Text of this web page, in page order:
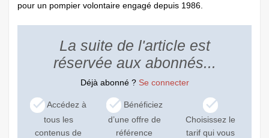
pour un pompier volontaire engagé depuis 1986.
La suite de l'article est
réservée aux abonnés...
Déjà abonné ? Se connecter
Accédez à
tous les
contenus de
Bénéficiez
d’une offre de
référence
Choisissez le
tarif qui vous